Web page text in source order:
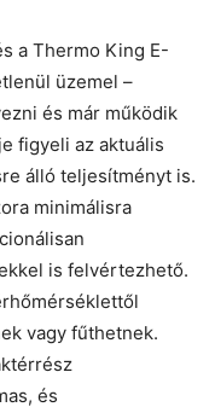
a Thermo King E-
üzemel –
és már működik
figyeli az aktuális
álló teljesítményt is.
minimálisra
is felvértezhető.
vagy fűthetnek.
és